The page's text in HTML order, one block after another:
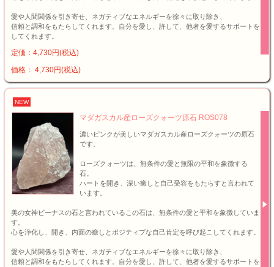
愛や人間関係を引き寄せ、ネガティブなエネルギーを徐々に取り除き、
信頼と調和をもたらしてくれます。自分を愛し、許して、他者を愛するサポートを
してくれます。
定価：4,730円(税込)
価格： 4,730円(税込)
NEW
マダガスカル産ローズクォーツ原石 ROS078
濃いピンクが美しいマダガスカル産ローズクォーツの原石
です。
ローズクォーツは、無条件の愛と無限の平和を象徴する
石。
ハートを開き、深い癒しと自己受容をもたらすと言われて
います。
美の女神ビーナスの石と言われているこの石は、無条件の愛と平和を象徴していま
す。
心を浄化し、開き、内面の癒しとポジティブな自己肯定を呼び起こしてくれます。
愛や人間関係を引き寄せ、ネガティブなエネルギーを徐々に取り除き、
信頼と調和をもたらしてくれます。自分を愛し、許して、他者を愛するサポートを